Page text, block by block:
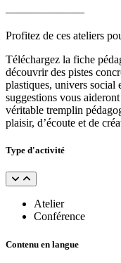
———————
Profitez de ces ateliers
Téléchargez la fiche
découvrir des pistes
plastiques, univers social
suggestions vous
véritable tremplin
plaisir, d’écoute et de
Type d'activité
Atelier
Conférence
Contenu en langue